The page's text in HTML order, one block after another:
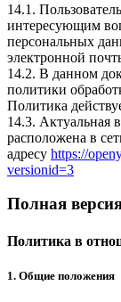
14.1.
интересующим
персональных
электронной
14.2. В данном
политики
Политика
14.3. Актуальная
расположена в
адресу https://
versionid=3
Полная
Политика в
1. Общие положения